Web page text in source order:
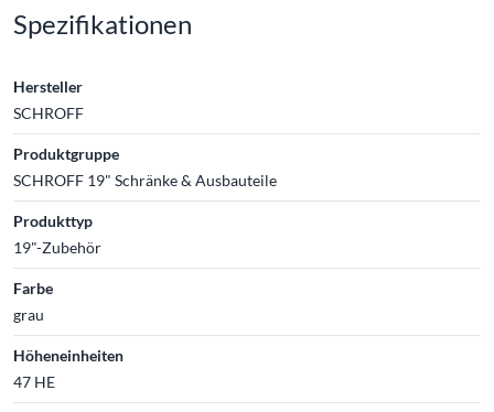
Spezifikationen
Hersteller
SCHROFF
Produktgruppe
SCHROFF 19" Schränke & Ausbauteile
Produkttyp
19"-Zubehör
Farbe
grau
Höheneinheiten
47 HE